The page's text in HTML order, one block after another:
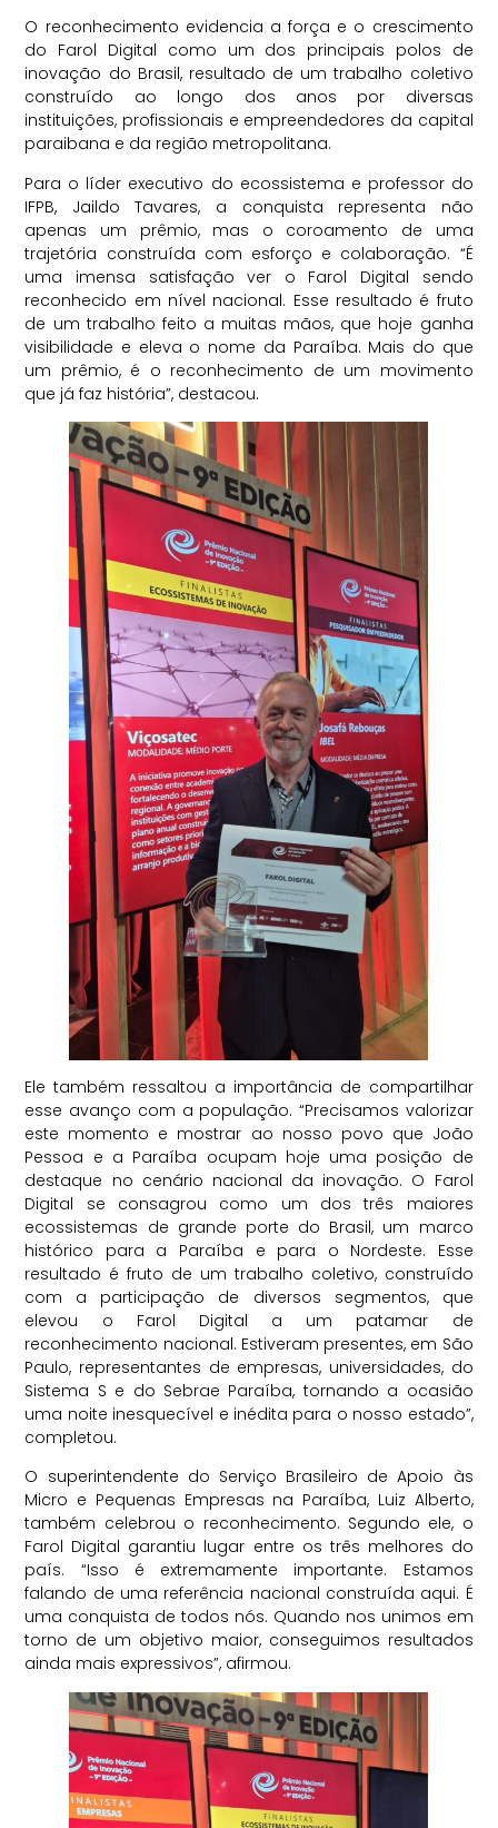
O reconhecimento evidencia a força e o crescimento
do Farol Digital como um dos principais polos de
inovação do Brasil, resultado de um trabalho coletivo
construído ao longo dos anos por diversas
instituições, profissionais e empreendedores da capital
paraibana e da região metropolitana.
Para o líder executivo do ecossistema e professor do
IFPB, Jaildo Tavares, a conquista representa não
apenas um prêmio, mas o coroamento de uma
trajetória construída com esforço e colaboração. “É
uma imensa satisfação ver o Farol Digital sendo
reconhecido em nível nacional. Esse resultado é fruto
de um trabalho feito a muitas mãos, que hoje ganha
visibilidade e eleva o nome da Paraíba. Mais do que
um prêmio, é o reconhecimento de um movimento
que já faz história”, destacou.
Ele também ressaltou a importância de compartilhar
esse avanço com a população. “Precisamos valorizar
este momento e mostrar ao nosso povo que João
Pessoa e a Paraíba ocupam hoje uma posição de
destaque no cenário nacional da inovação. O Farol
Digital se consagrou como um dos três maiores
ecossistemas de grande porte do Brasil, um marco
histórico para a Paraíba e para o Nordeste. Esse
resultado é fruto de um trabalho coletivo, construído
com a participação de diversos segmentos, que
elevou o Farol Digital a um patamar de
reconhecimento nacional. Estiveram presentes, em São
Paulo, representantes de empresas, universidades, do
Sistema S e do Sebrae Paraíba, tornando a ocasião
uma noite inesquecível e inédita para o nosso estado”,
completou.
O superintendente do Serviço Brasileiro de Apoio às
Micro e Pequenas Empresas na Paraíba, Luiz Alberto,
também celebrou o reconhecimento. Segundo ele, o
Farol Digital garantiu lugar entre os três melhores do
país. “Isso é extremamente importante. Estamos
falando de uma referência nacional construída aqui. É
uma conquista de todos nós. Quando nos unimos em
torno de um objetivo maior, conseguimos resultados
ainda mais expressivos”, afirmou.